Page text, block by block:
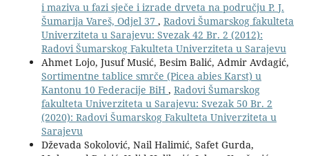
i maziva u fazi sječe i izrade drveta na području P. J.
Šumarija Vareš, Odjel 37 , Radovi Šumarskog fakulteta
Univerziteta u Sarajevu: Svezak 42 Br. 2 (2012):
Radovi Šumarskog Fakulteta Univerziteta u Sarajevu
Ahmet Lojo, Jusuf Musić, Besim Balić, Admir Avdagić,
Sortimentne tablice smrče (Picea abies Karst) u
Kantonu 10 Federacije BiH , Radovi Šumarskog
fakulteta Univerziteta u Sarajevu: Svezak 50 Br. 2
(2020): Radovi Šumarskog Fakulteta Univerziteta u
Sarajevu
Dževada Sokolović, Nail Halimić, Safet Gurda,